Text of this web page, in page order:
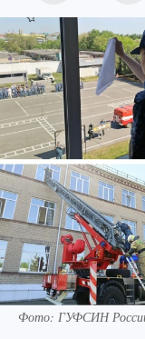
Фото: ГУФСИН России